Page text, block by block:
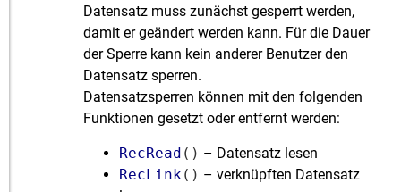
Datensatz muss zunächst gesperrt werden,
damit er geändert werden kann. Für die Dauer
der Sperre kann kein anderer Benutzer den
Datensatz sperren.
Datensatzsperren können mit den folgenden
Funktionen gesetzt oder entfernt werden:
RecRead () – Datensatz lesen
RecLink () – verknüpften Datensatz